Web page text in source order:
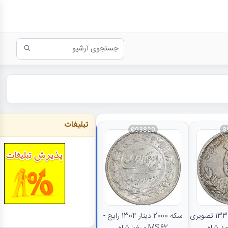
سکه 5000 دینار 1335 تصویری
093829
سکه 2000 دینار 1304 رایج -
نتایج بیشتر...
تبلیغات